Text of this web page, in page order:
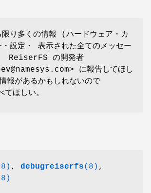
限り多くの情報 (ハードウェア・カ
・設定・ 表示された全てのメッセー
ReiserFS の開発者
に報告してほし
報があるかもしれないので
ほしい。
, debugreiserfs(8) ,